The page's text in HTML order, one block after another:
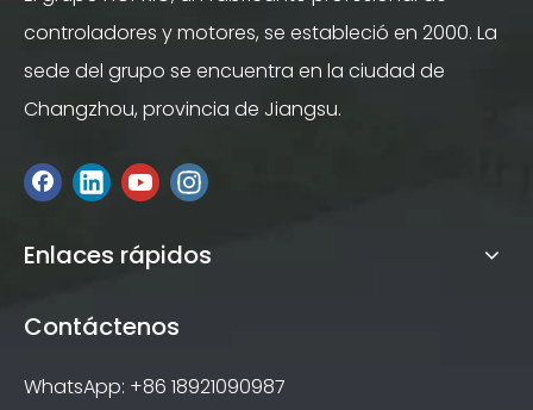
controladores y motores, se estableció en 2000. La
sede del grupo se encuentra en la ciudad de
Changzhou, provincia de Jiangsu.
Enlaces rápidos
Contáctenos
WhatsApp: +86 18921090987